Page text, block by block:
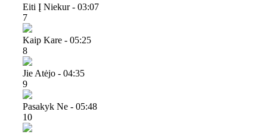
Eiti Į Niekur - 03:07
7
Kaip Kare - 05:25
8
Jie Atėjo - 04:35
9
Pasakyk Ne - 05:48
10